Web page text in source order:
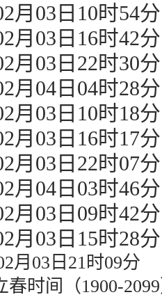
月03日10时54分
月03日16时42分
月03日22时30分
月04日04时28分
月03日10时18分
月03日16时17分
月03日22时07分
月04日03时46分
月03日09时42分
月03日15时28分
月03日21时09分
时间（1900-